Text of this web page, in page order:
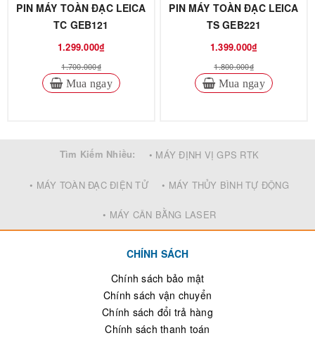
PIN MÁY TOÀN ĐẠC LEICA
TC GEB121
1.299.000₫
1.700.000₫
Mua ngay
PIN MÁY TOÀN ĐẠC LEICA
TS GEB221
1.399.000₫
1.800.000₫
Mua ngay
Tìm Kiếm Nhiều: • MÁY ĐỊNH VỊ GPS RTK
• MÁY TOÀN ĐẠC ĐIỆN TỬ • MÁY THỦY BÌNH TỰ ĐỘNG
• MÁY CÂN BẰNG LASER
CHÍNH SÁCH
Chính sách bảo mật
Chính sách vận chuyển
Chính sách đổi trả hàng
Chính sách thanh toán